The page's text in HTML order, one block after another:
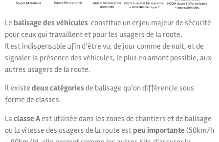
Le balisage des véhicules constitue un enjeu majeur de sécurité
pour ceux qui travaillent et pour les usagers de la route.
Il est indispensable afin d’être vu, de jour comme de nuit, et de
signaler la présence des véhicules, le plus en amont possible, aux
autres usagers de la route.
Il existe deux catégoriesde balisage qu’on différencie sous
forme de classes.
Laclasse Aest utilisée dans les zones de chantiers et de balisage
ou la vitesse des usagers de la route est peu importante (50km/h